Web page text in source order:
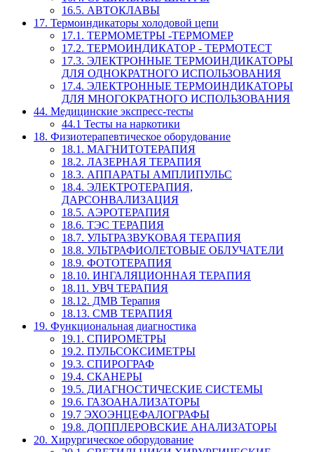
16.5. АВТОКЛАВЫ
17. Термоиндикаторы холодовой цепи
17.1. ТЕРМОМЕТРЫ -ТЕРМОМЕР
17.2. ТЕРМОИНДИКАТОР - ТЕРМОТЕСТ
17.3. ЭЛЕКТРОННЫЕ ТЕРМОИНДИКАТОРЫ
ДЛЯ ОДНОКРАТНОГО ИСПОЛЬЗОВАНИЯ
17.4. ЭЛЕКТРОННЫЕ ТЕРМОИНДИКАТОРЫ
ДЛЯ МНОГОКРАТНОГО ИСПОЛЬЗОВАНИЯ
44. Медицинские экспресс-тесты
44.1 Тесты на наркотики
18. Физиотерапевтическое оборудование
18.1. МАГНИТОТЕРАПИЯ
18.2. ЛАЗЕРНАЯ ТЕРАПИЯ
18.3. АППАРАТЫ АМПЛИПУЛЬС
18.4. ЭЛЕКТРОТЕРАПИЯ,
ДАРСОНВАЛИЗАЦИЯ
18.5. АЭРОТЕРАПИЯ
18.6. ТЭС ТЕРАПИЯ
18.7. УЛЬТРАЗВУКОВАЯ ТЕРАПИЯ
18.8. УЛЬТРАФИОЛЕТОВЫЕ ОБЛУЧАТЕЛИ
18.9. ФОТОТЕРАПИЯ
18.10. ИНГАЛЯЦИОННАЯ ТЕРАПИЯ
18.11. УВЧ ТЕРАПИЯ
18.12. ДМВ Терапия
18.13. СМВ ТЕРАПИЯ
19. Функциональная диагностика
19.1. СПИРОМЕТРЫ
19.2. ПУЛЬСОКСИМЕТРЫ
19.3. СПИРОГРАФ
19.4. СКАНЕРЫ
19.5. ДИАГНОСТИЧЕСКИЕ СИСТЕМЫ
19.6. ГАЗОАНАЛИЗАТОРЫ
19.7 ЭХОЭНЦЕФАЛОГРАФЫ
19.8. ДОППЛЕРОВСКИЕ АНАЛИЗАТОРЫ
20. Хирургическое оборудование